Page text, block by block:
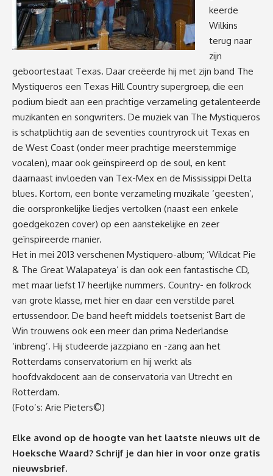
keerde
Wilkins
terug naar
zijn
geboortestaat Texas. Daar creëerde hij met zijn band The
Mystiqueros een Texas Hill Country supergroep, die een
podium biedt aan een prachtige verzameling getalenteerde
muzikanten en songwriters. De muziek van The Mystiqueros
is schatplichtig aan de seventies countryrock uit Texas en
de West Coast (onder meer prachtige meerstemmige
vocalen), maar ook geïnspireerd op de soul, en kent
daarnaast invloeden van Tex-Mex en de Mississippi Delta
blues. Kortom, een bonte verzameling muzikale ‘geesten’,
die oorspronkelijke liedjes vertolken (naast een enkele
goedgekozen cover) op een aanstekelijke en zeer
geïnspireerde manier.
Het in mei 2013 verschenen Mystiquero-album; ‘Wildcat Pie
& The Great Walapateya’ is dan ook een fantastische CD,
met maar liefst 17 heerlijke nummers. Country- en folkrock
van grote klasse, met hier en daar een verstilde parel
ertussendoor. De band heeft middels toetsenist Bart de
Win trouwens ook een meer dan prima Nederlandse
‘inbreng’. Hij studeerde jazzpiano en -zang aan het
Rotterdams conservatorium en hij werkt als
hoofdvakdocent aan de conservatoria van Utrecht en
Rotterdam.
(Foto’s: Arie Pieters©)
Elke avond op de hoogte van het laatste nieuws uit de
Hoeksche Waard? Schrijf je dan hier in voor onze gratis
nieuwsbrief.